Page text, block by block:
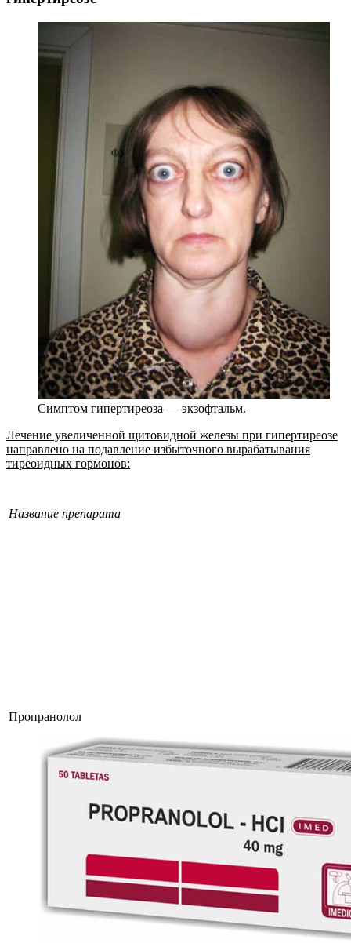
Симптом гипертиреоза — экзофтальм.
Лечение увеличенной щитовидной железы при гипертиреозе
направлено на подавление избыточного вырабатывания
тиреоидных гормонов:
Название препарата
Пропранолол